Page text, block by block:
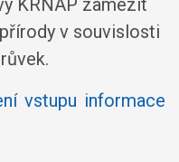
KRNAP zamezit
v souvislosti
vstupu informace